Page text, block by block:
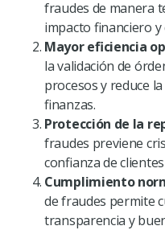
fraudes de manera
impacto financiero
Mayor eficiencia
la validación de
procesos y reduce
finanzas.
Protección de la
fraudes previene
confianza de
Cumplimiento
de fraudes permite
transparencia y